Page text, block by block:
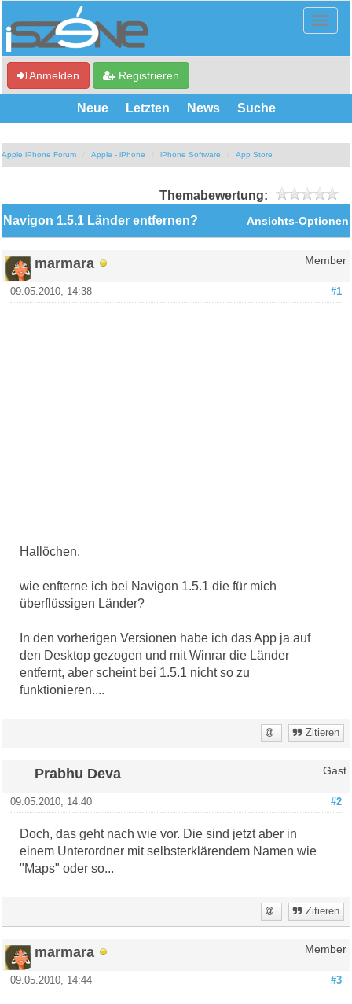
Anmelden Registrieren
Neue Letzten News Suche
Apple iPhone Forum Apple - iPhone iPhone Software App Store
Themabewertung:
Ansichts-Optionen
Navigon 1.5.1 Länder entfernen?
marmara Member
#1
09.05.2010, 14:38
Hallöchen,
wie enfterne ich bei Navigon 1.5.1 die für mich
überflüssigen Länder?
In den vorherigen Versionen habe ich das App ja auf
den Desktop gezogen und mit Winrar die Länder
entfernt, aber scheint bei 1.5.1 nicht so zu
funktionieren....
Zitieren
Prabhu Deva Gast
#2
09.05.2010, 14:40
Doch, das geht nach wie vor. Die sind jetzt aber in
einem Unterordner mit selbsterklärendem Namen wie
"Maps" oder so...
Zitieren
marmara Member
#3
09.05.2010, 14:44